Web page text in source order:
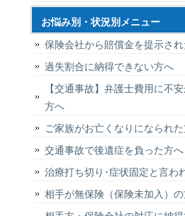
お悩み別・状況別メニュー
保険会社から賠償金を提示さ
過失割合に納得できない方へ
【交通事故】弁護士費用に不
方へ
ご家族がお亡くなりになられ
交通事故で後遺症を負った方へ
治療打ち切り･症状固定と言わ
相手が無保険（保険未加入）